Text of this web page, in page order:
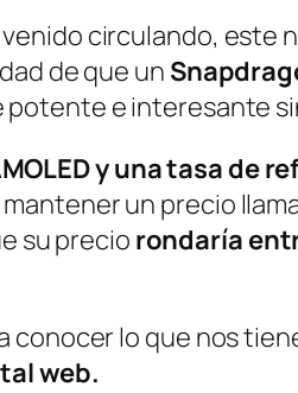
circulando, este
de que un
e interesante
y una tasa de
un precio
su precio rondaría
conocer lo que nos
web.